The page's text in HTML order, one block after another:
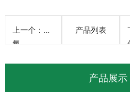
上一个：液
氧
产品列表
产品展示